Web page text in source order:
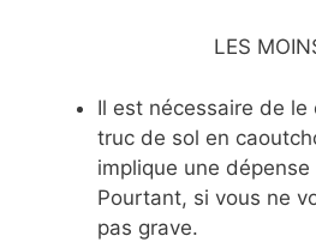
LES
Il est nécessaire de le
truc de sol en
implique une
Pourtant, si vous ne
pas grave.